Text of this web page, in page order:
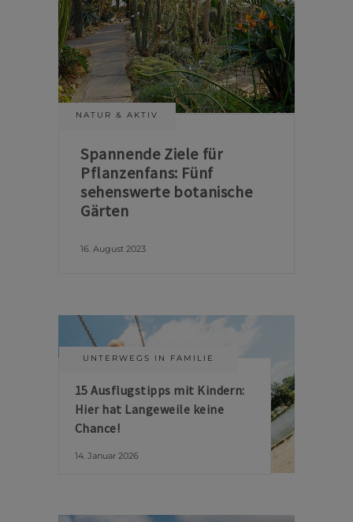
NATUR & AKTIV
Spannende Ziele für
Pflanzenfans: Fünf
sehenswerte botanische
Gärten
16. August 2023
UNTERWEGS IN FAMILIE
15 Ausflugstipps mit Kindern:
Hier hat Langeweile keine
Chance!
14. Januar 2026